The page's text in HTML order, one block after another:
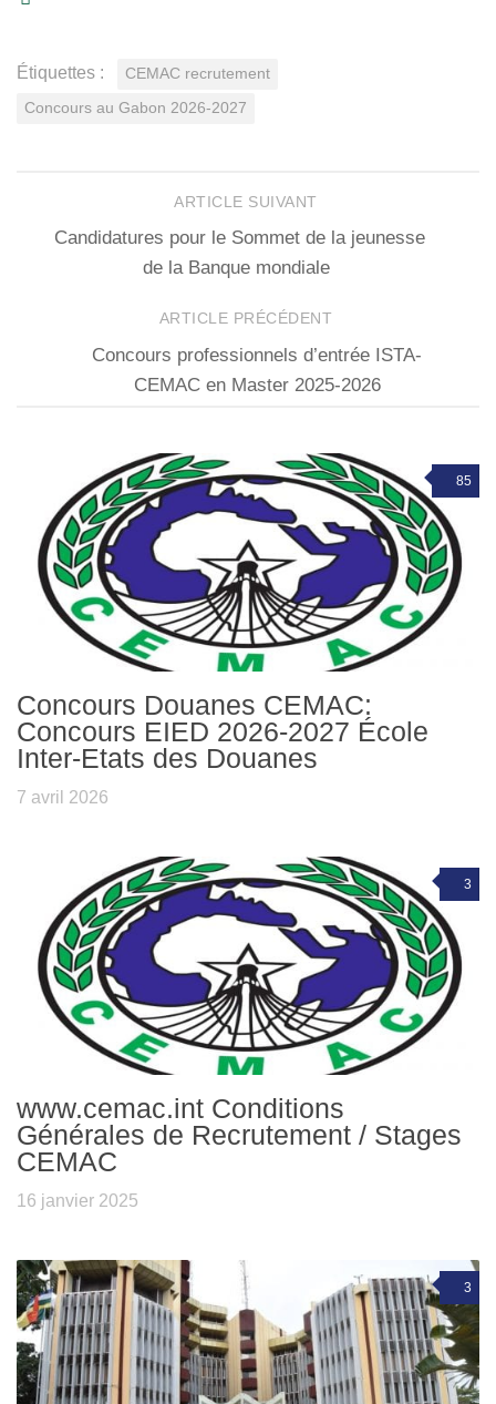
Étiquettes : CEMAC recrutement
Concours au Gabon 2026-2027
ARTICLE SUIVANT
Candidatures pour le Sommet de la jeunesse
de la Banque mondiale
ARTICLE PRÉCÉDENT
Concours professionnels d’entrée ISTA-
CEMAC en Master 2025-2026
85
Concours Douanes CEMAC:
Concours EIED 2026-2027 École
Inter-Etats des Douanes
7 avril 2026
3
www.cemac.int Conditions
Générales de Recrutement / Stages
CEMAC
16 janvier 2025
3